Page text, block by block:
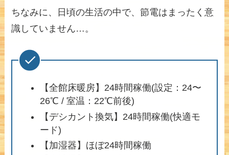
ちなみに、日頃の生活の中で、節電はまったく意
識していません…。
【全館床暖房】24時間稼働(設定：24〜
26℃ / 室温：22℃前後)
【デシカント換気】24時間稼働(快適モ
ード)
【加湿器】ほぼ24時間稼働